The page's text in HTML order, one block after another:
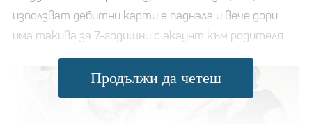
използват дебитни карти е паднала и вече дори
има такива за 7-годишни с акаунт към родителя.
Продължи да четеш